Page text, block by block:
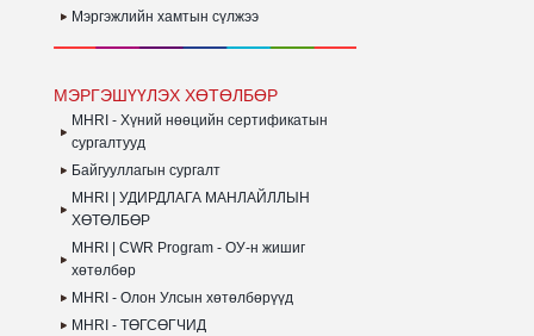
Мэргэжлийн хамтын сүлжээ
МЭРГЭШҮҮЛЭХ ХӨТӨЛБӨР
MHRI - Хүний нөөцийн сертификатын
сургалтууд
Байгууллагын сургалт
MHRI | УДИРДЛАГА МАНЛАЙЛЛЫН
ХӨТӨЛБӨР
MHRI | CWR Program - ОУ-н жишиг
хөтөлбөр
MHRI - Олон Улсын хөтөлбөрүүд
MHRI - ТӨГСӨГЧИД